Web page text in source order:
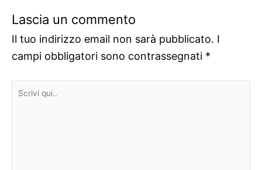
Lascia un commento
Il tuo indirizzo email non sarà pubblicato. I
campi obbligatori sono contrassegnati *
Scrivi